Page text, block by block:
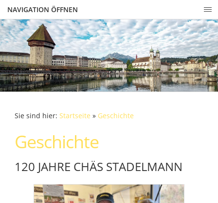
NAVIGATION ÖFFNEN
Sie sind hier: Startseite » Geschichte
Geschichte
120 JAHRE CHÄS STADELMANN